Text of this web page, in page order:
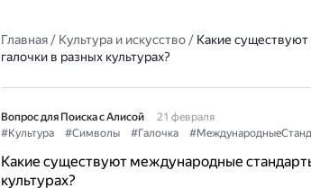
Главная/ Культура и искусство/ Какие
галочки в разных культурах?
Вопрос для Поиска с Алисой
21 февраля
#Культура
#Символы #Галочка
Какие существуют международные
культурах?